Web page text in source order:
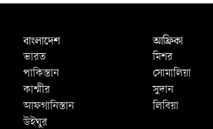
বাংলাদেশ
ভারত
পাকিস্তান
কাশ্মীর
আফগানিস্তান
উইঘুর
আফ্রিকা
মিশর
সোমালিয়া
সুদান
লিবিয়া